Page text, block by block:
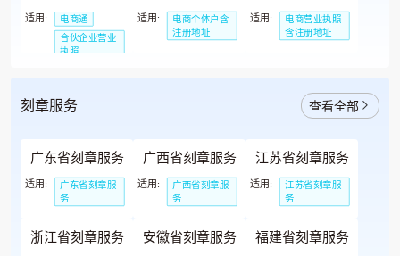
适用:
电商通
合伙企业营业
执照
适用:
电商个体户含
注册地址
适用:
电商营业执照
含注册地址
刻章服务 查看全部
广东省刻章服务
适用:
广东省刻章服
务
广西省刻章服务
适用:
广西省刻章服
务
江苏省刻章服务
适用:
江苏省刻章服
务
浙江省刻章服务 安徽省刻章服务 福建省刻章服务